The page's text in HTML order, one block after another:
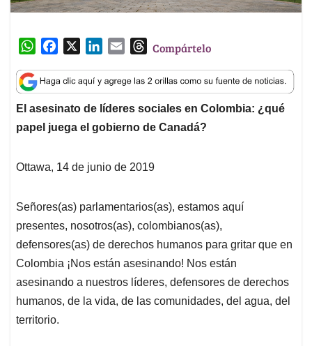
W
a
t
s
A
p
c
e
b
o
k
n
k
e
d
n
a
i
l
T
r
e
a
d
Compártelo
El asesinato de líderes sociales en Colombia: ¿qué
papel juega el gobierno de Canadá?
Ottawa, 14 de junio de 2019
Señores(as) parlamentarios(as), estamos aquí
presentes, nosotros(as), colombianos(as),
defensores(as) de derechos humanos para gritar que en
Colombia ¡Nos están asesinando! Nos están
asesinando a nuestros líderes, defensores de derechos
humanos, de la vida, de las comunidades, del agua, del
territorio.